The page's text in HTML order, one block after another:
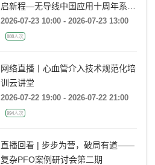
启新程—无导线中国应用十周年系列
活动
2026-07-23 10:00 - 2026-07-23 13:00
888人次
网络直播丨心血管介入技术规范化培
训云讲堂
2026-07-22 19:00 - 2026-07-22 21:00
994人次
直播回看 | 步步为营，破局有道——
复杂PFO案例研讨会第二期